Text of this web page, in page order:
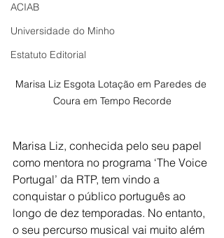
ACIAB
Universidade do Minho
Estatuto Editorial
Marisa Liz Esgota Lotação em Paredes de
Coura em Tempo Recorde
Marisa Liz, conhecida pelo seu papel
como mentora no programa ‘The Voice
Portugal’ da RTP, tem vindo a
conquistar o público português ao
longo de dez temporadas. No entanto,
o seu percurso musical vai muito além